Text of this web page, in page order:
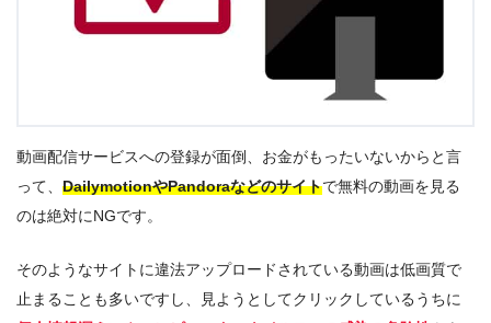
動画配信サービスへの登録が面倒、お金がもったいないからと言
って、 DailymotionやPandoraなどのサイトで無料の動画を見る
のは絶対にNGです。
そのようなサイトに違法アップロードされている動画は低画質で
止まることも多いですし、見ようとしてクリックしているうちに